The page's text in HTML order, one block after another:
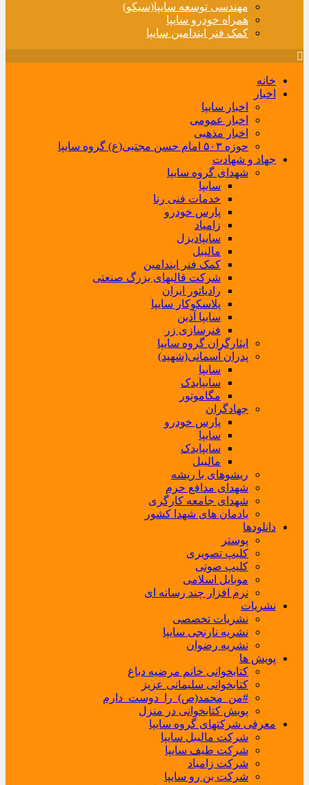
مهندسی توسعه سایپا(سیکو)
همراه خودرو سایپا
کمک فنر ایندامین سایپا
خانه
اخبار
اخبار سایپا
اخبار عمومی
اخبار مذهبی
حوزه ۵۰۳ امام حسن مجتبی(ع) گروه سایپا
جهاد و شهادت
شهدای گروه سایپا
سایپا
خدمات فنی رنا
پارس خودرو
زامیاد
سایپادیزل
مالیبل
کمک فنر ایندامین
شرکت قالبهای بزرگ صنعتی
رادیاتور ایران
پلاسکوکار سایپا
سایپا آذین
فنرسازی زر
ایثارگران گروه سایپا
پدران آسمانی(شهید)
سایپا
سایپایدک
مگاموتور
جهادگران
پارس خودرو
سایپا
سایپایدک
مالیبل
ریشوهای با ریشه
شهدای مدافع حرم
شهدای جامعه کارگری
یادمان های شهدا کشور
دانلودها
پوستر
کلیپ تصویری
کلیپ صوتی
موبایل اسلامی
نرم افزار چند رسانه ای
نشریات
نشریات تخصصی
نشریه نارنجی سایپا
نشریه رضوان
پویش ها
کتابخوانی خانم مرضیه دباغ
کتابخوانی سلیمانی عزیز
#من_محمد(ص)_را_دوست_دارم
پویش کتابخوانی در منزل
معرفی شرکتهای گروه سایپا
شرکت مالیبل سایپا
شرکت طیف سایپا
شرکت زامیاد
شرکت بن رو سایپا